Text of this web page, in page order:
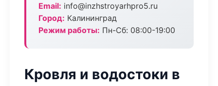
Email: info@inzhstroyarhpro5.ru
Город: Калининград
Режим работы: Пн-Сб: 08:00-19:00
Кровля и водостоки в